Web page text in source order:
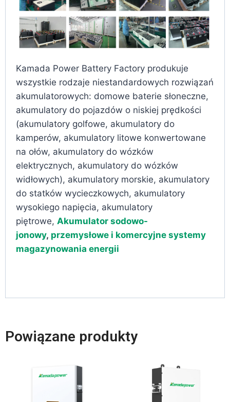
Kamada Power Battery Factory produkuje
wszystkie rodzaje niestandardowych rozwiązań
akumulatorowych: domowe baterie słoneczne,
akumulatory do pojazdów o niskiej prędkości
(akumulatory golfowe, akumulatory do
kamperów, akumulatory litowe konwertowane
na ołów, akumulatory do wózków
elektrycznych, akumulatory do wózków
widłowych), akumulatory morskie, akumulatory
do statków wycieczkowych, akumulatory
wysokiego napięcia, akumulatory
piętrowe, Akumulator sodowo-
jonowy, przemysłowe i komercyjne systemy
magazynowania energii
Powiązane produkty